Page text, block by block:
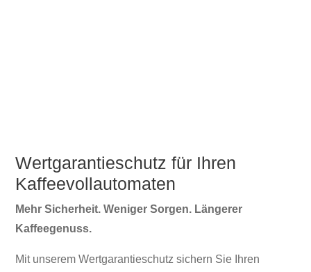
Wertgarantieschutz für Ihren
Kaffeevollautomaten
Mehr Sicherheit. Weniger Sorgen. Längerer
Kaffeegenuss.
Mit unserem Wertgarantieschutz sichern Sie Ihren